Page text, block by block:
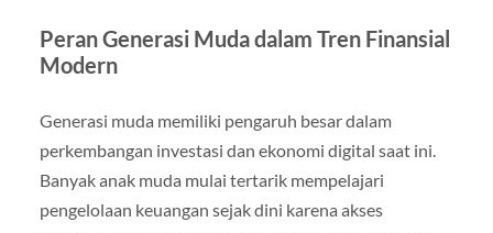
Peran Generasi Muda dalam Tren Finansial
Modern
Generasi muda memiliki pengaruh besar dalam
perkembangan investasi dan ekonomi digital saat ini.
Banyak anak muda mulai tertarik mempelajari
pengelolaan keuangan sejak dini karena akses